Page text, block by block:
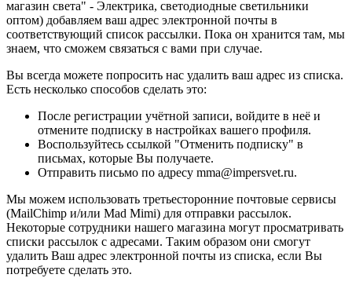
магазин света" - Электрика, светодиодные светильники
оптом) добавляем ваш адрес электронной почты в
соответствующий список рассылки. Пока он хранится там, мы
знаем, что сможем связаться с вами при случае.
Вы всегда можете попросить нас удалить ваш адрес из списка.
Есть несколько способов сделать это:
После регистрации учётной записи, войдите в неё и
отмените подписку в настройках вашего профиля.
Воспользуйтесь ссылкой "Отменить подписку" в
письмах, которые Вы получаете.
Отправить письмо по адресу mma@impersvet.ru.
Мы можем использовать третьесторонние почтовые сервисы
(MailChimp и/или Mad Mimi) для отправки рассылок.
Некоторые сотрудники нашего магазина могут просматривать
списки рассылок с адресами. Таким образом они смогут
удалить Ваш адрес электронной почты из списка, если Вы
потребуете сделать это.